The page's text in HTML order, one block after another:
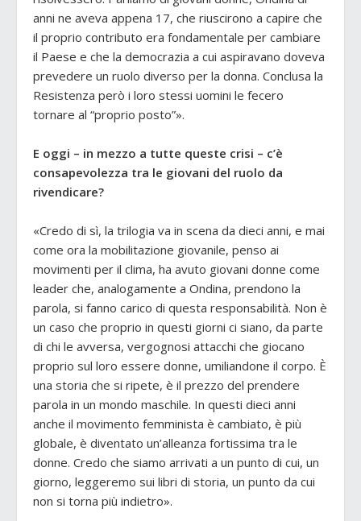
anni ne aveva appena 17, che riuscirono a capire che
il proprio contributo era fondamentale per cambiare
il Paese e che la democrazia a cui aspiravano doveva
prevedere un ruolo diverso per la donna. Conclusa la
Resistenza però i loro stessi uomini le fecero
tornare al “proprio posto”».
E oggi – in mezzo a tutte queste crisi – c’è
consapevolezza tra le giovani del ruolo da
rivendicare?
«Credo di sì, la trilogia va in scena da dieci anni, e mai
come ora la mobilitazione giovanile, penso ai
movimenti per il clima, ha avuto giovani donne come
leader che, analogamente a Ondina, prendono la
parola, si fanno carico di questa responsabilità. Non è
un caso che proprio in questi giorni ci siano, da parte
di chi le avversa, vergognosi attacchi che giocano
proprio sul loro essere donne, umiliandone il corpo. È
una storia che si ripete, è il prezzo del prendere
parola in un mondo maschile. In questi dieci anni
anche il movimento femminista è cambiato, è più
globale, è diventato un’alleanza fortissima tra le
donne. Credo che siamo arrivati a un punto di cui, un
giorno, leggeremo sui libri di storia, un punto da cui
non si torna più indietro».